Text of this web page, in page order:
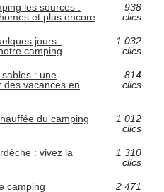
les sources :
et plus encore
938
clics
jours :
camping
1 032
clics
: une
des vacances en
814
clics
du camping
1 012
clics
: vivez la
1 310
clics
camping
2 471